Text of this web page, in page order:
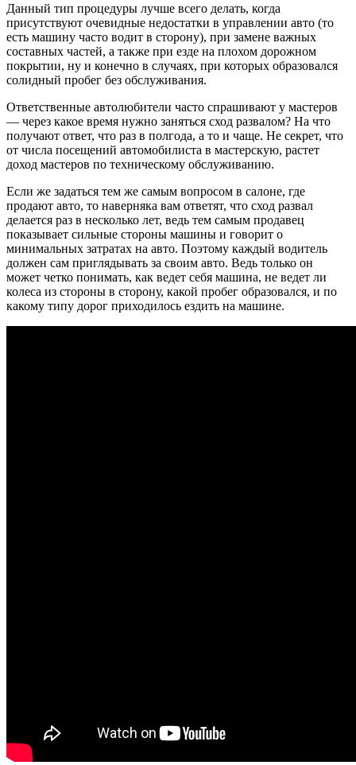
Данный тип процедуры лучше всего делать, когда
присутствуют очевидные недостатки в управлении авто (то
есть машину часто водит в сторону), при замене важных
составных частей, а также при езде на плохом дорожном
покрытии, ну и конечно в случаях, при которых образовался
солидный пробег без обслуживания.
Ответственные автолюбители часто спрашивают у мастеров
— через какое время нужно заняться сход развалом? На что
получают ответ, что раз в полгода, а то и чаще. Не секрет, что
от числа посещений автомобилиста в мастерскую, растет
доход мастеров по техническому обслуживанию.
Если же задаться тем же самым вопросом в салоне, где
продают авто, то наверняка вам ответят, что сход развал
делается раз в несколько лет, ведь тем самым продавец
показывает сильные стороны машины и говорит о
минимальных затратах на авто. Поэтому каждый водитель
должен сам приглядывать за своим авто. Ведь только он
может четко понимать, как ведет себя машина, не ведет ли
колеса из стороны в сторону, какой пробег образовался, и по
какому типу дорог приходилось ездить на машине.